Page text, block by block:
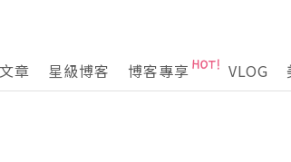
章 星級博客 博客專享 VLOG